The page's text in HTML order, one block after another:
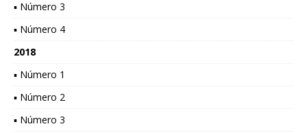
▪ Número 3
▪ Número 4
2018
▪ Número 1
▪ Número 2
▪ Número 3